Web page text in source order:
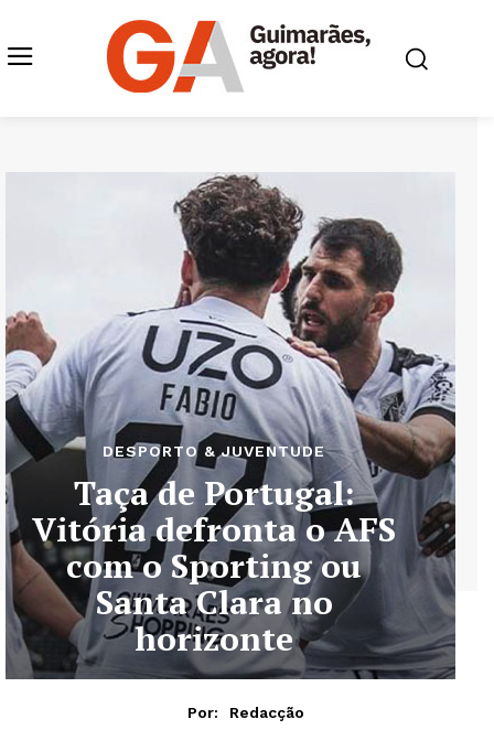
DESPORTO & JUVENTUDE
Taça de Portugal:
Vitória defronta o AFS
com o Sporting ou
Santa Clara no
horizonte
Por:
Redacção